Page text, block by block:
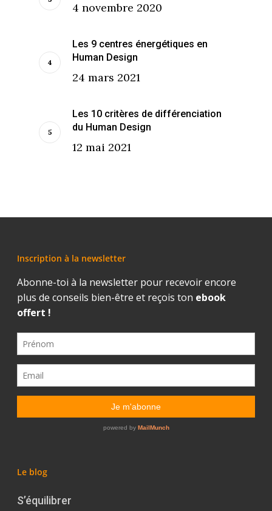
4 novembre 2020
Les 9 centres énergétiques en
Human Design
24 mars 2021
Les 10 critères de différenciation
du Human Design
12 mai 2021
Inscription à la newsletter
Le blog
S’équilibrer